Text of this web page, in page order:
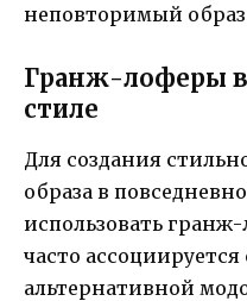
неповторимый
Гранж-лоферы
стиле
Для создания
образа в
использовать
часто
альтернативной